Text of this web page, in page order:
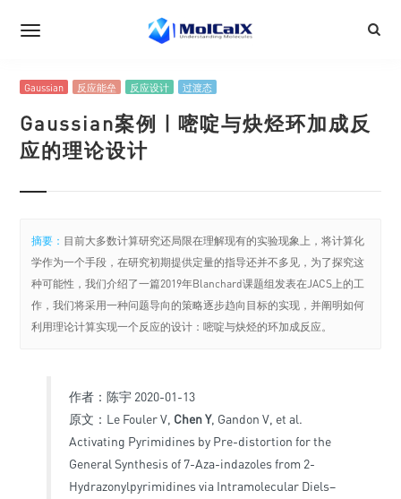
Gaussian 反应能垒 反应设计 过渡态
Gaussian案例 | 嘧啶与炔烃环加成反
应的理论设计
摘要： 目前大多数计算研究还局限在理解现有的实验现象上，将计算化
学作为一个手段，在研究初期提供定量的指导还并不多见，为了探究这
种可能性，我们介绍了一篇2019年Blanchard课题组发表在JACS上的工
作，我们将采用一种问题导向的策略逐步趋向目标的实现，并阐明如何
利用理论计算实现一个反应的设计：嘧啶与炔烃的环加成反应。
作者：陈宇 2020-01-13
原文：Le Fouler V, Chen Y, Gandon V, et al.
Activating Pyrimidines by Pre-distortion for the
General Synthesis of 7-Aza-indazoles from 2-
Hydrazonylpyrimidines via Intramolecular Diels–